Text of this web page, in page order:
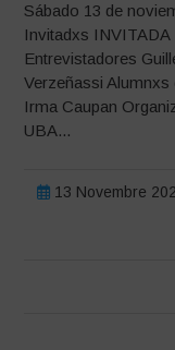
Sábado 13 de
Invitadxs INVITADA
Entrevistadores
Verzeñassi
Irma Caupan
UBA...
13 Novembre